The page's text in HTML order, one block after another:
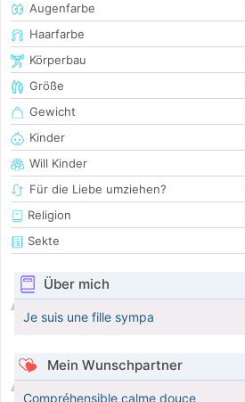
Augenfarbe
Haarfarbe
Körperbau
Größe
Gewicht
Kinder
Will Kinder
Für die Liebe umziehen?
Religion
Sekte
Über mich
Je suis une fille sympa
Mein Wunschpartner
Compréhensible calme douce